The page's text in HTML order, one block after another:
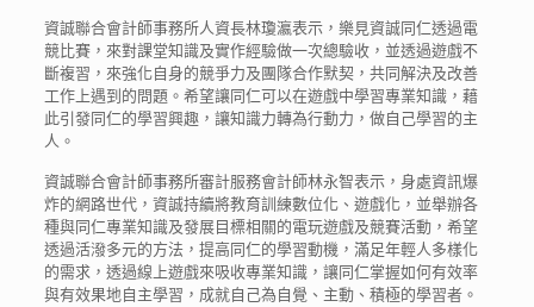
資誠聯合會計師事務所人資長林瓊瀛表示，樂見資誠同仁透過電
競比賽，來對課堂知識及實作經驗做一次總驗收，並透過遊戲不
斷複習，來強化自身的競爭力及團隊合作默契，共同解決及改善
工作上遇到的問題。希望讓同仁可以在遊戲中學習專業知識，藉
此引發同仁的學習興趣，讓知識力轉為行動力，做自己學習的主
人。
資誠聯合會計師事務所審計服務會計師林永智表示，身處資訊爆
炸的網路世代，資誠持續將教育訓練數位化、遊戲化，並舉辦各
種與同仁專業知識及發展目標相關的電玩遊戲及競賽活動，希望
透過活潑多元的方法，提高同仁的學習動機，滿足年輕人多樣化
的需求，透過線上遊戲來吸收專業知識，讓同仁掌握如何有效率
與有效果地自主學習，成就自己為自覺、主動、積極的學習者。